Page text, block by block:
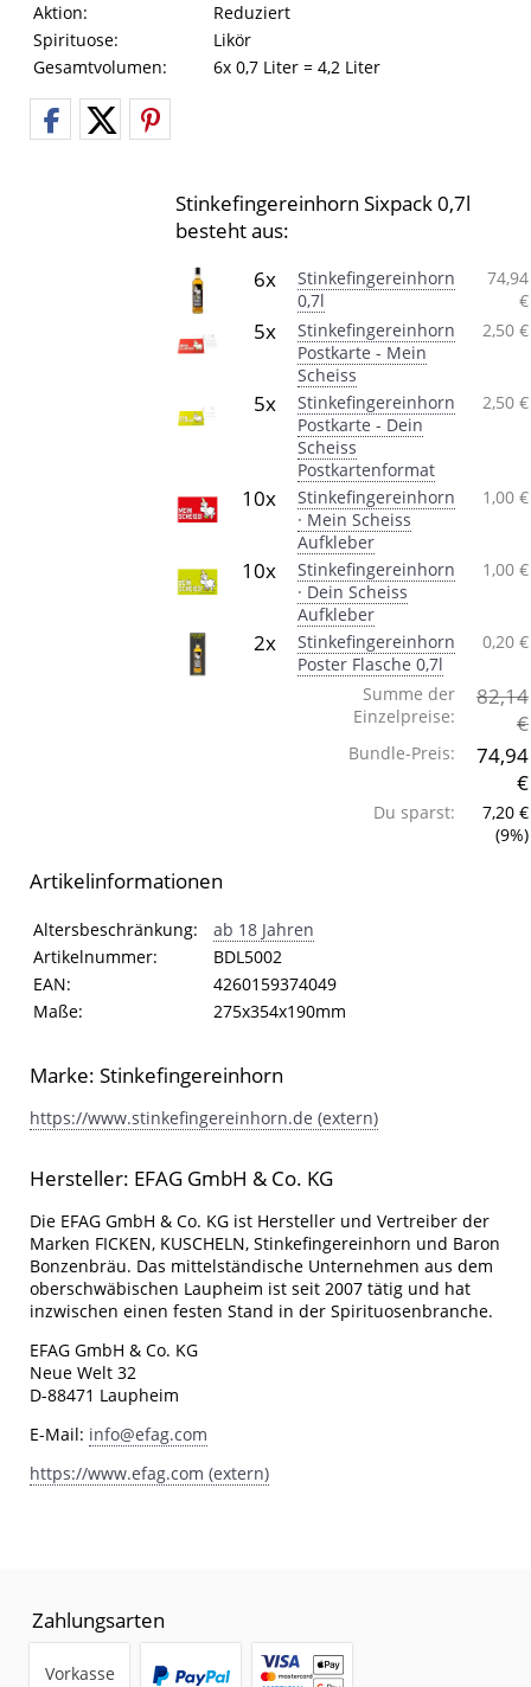
Aktion:
Reduziert
Spirituose:
Likör
Gesamtvolumen:
6x 0,7 Liter = 4,2 Liter
Stinkefingereinhorn Sixpack 0,7l
besteht aus:
6x
Stinkefingereinhorn
0,7l
74,94
€
5x
Stinkefingereinhorn
Postkarte - Mein
Scheiss
2,50 €
5x
Stinkefingereinhorn
Postkarte - Dein
Scheiss
Postkartenformat
2,50 €
10x
Stinkefingereinhorn
· Mein Scheiss
Aufkleber
1,00 €
10x
Stinkefingereinhorn
· Dein Scheiss
Aufkleber
1,00 €
2x
Stinkefingereinhorn
Poster Flasche 0,7l
0,20 €
Summe der
Einzelpreise:
82,14
€
Bundle-Preis:
74,94
€
Du sparst:
7,20 €
(9%)
Artikelinformationen
Artikelinformationen
Eigenschaft Wert
Altersbeschränkung:
ab 18 Jahren
Artikelnummer:
BDL5002
EAN:
4260159374049
Maße:
275x354x190mm
Marke: Stinkefingereinhorn
https://www.stinkefingereinhorn.de (extern)
Hersteller: EFAG GmbH & Co. KG
Die EFAG GmbH & Co. KG ist Hersteller und Vertreiber der
Marken FICKEN, KUSCHELN, Stinkefingereinhorn und Baron
Bonzenbräu. Das mittelständische Unternehmen aus dem
oberschwäbischen Laupheim ist seit 2007 tätig und hat
inzwischen einen festen Stand in der Spirituosenbranche.
EFAG GmbH & Co. KG
Neue Welt 32
D-88471 Laupheim
E-Mail: info@efag.com
https://www.efag.com (extern)
Zahlungsarten
Vorkasse